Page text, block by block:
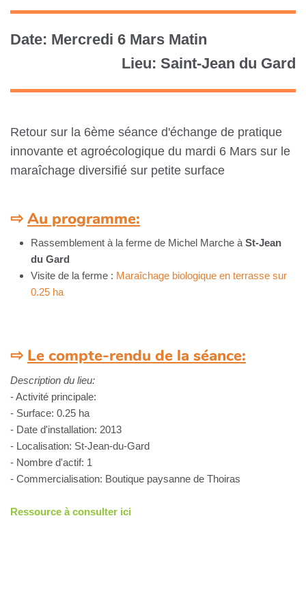
Date: Mercredi 6 Mars Matin
Lieu: Saint-Jean du Gard
Retour sur la 6ème séance d'échange de pratique
innovante et agroécologique du mardi 6 Mars sur le
maraîchage diversifié sur petite surface
⇨Au programme:
Rassemblement à la ferme de Michel Marche à St-Jean
du Gard
Visite de la ferme : Maraîchage biologique en terrasse sur
0.25 ha
⇨ Le compte-rendu de la séance:
Description du lieu:
- Activité principale:
- Surface: 0.25 ha
- Date d'installation: 2013
- Localisation: St-Jean-du-Gard
- Nombre d'actif: 1
- Commercialisation: Boutique paysanne de Thoiras
Ressource à consulter ici